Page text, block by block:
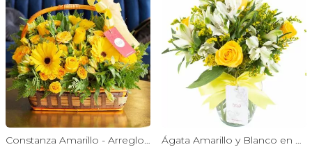
Constanza Amarillo - Arreglo floral en canasto con gerberas, rosas, minirosas y astromelias amarillas Ágata Amarillo y Blanco en florero - rosas, astromelias